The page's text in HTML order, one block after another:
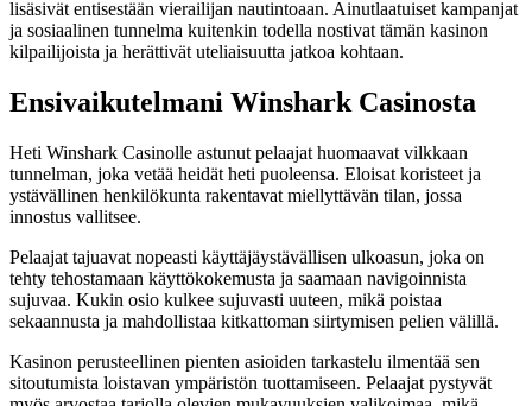
lisäsivät entisestään vierailijan nautintoaan. Ainutlaatuiset kampanjat
ja sosiaalinen tunnelma kuitenkin todella nostivat tämän kasinon
kilpailijoista ja herättivät uteliaisuutta jatkoa kohtaan.
Ensivaikutelmani Winshark Casinosta
Heti Winshark Casinolle astunut pelaajat huomaavat vilkkaan
tunnelman, joka vetää heidät heti puoleensa. Eloisat koristeet ja
ystävällinen henkilökunta rakentavat miellyttävän tilan, jossa
innostus vallitsee.
Pelaajat tajuavat nopeasti käyttäjäystävällisen ulkoasun, joka on
tehty tehostamaan käyttökokemusta ja saamaan navigoinnista
sujuvaa. Kukin osio kulkee sujuvasti uuteen, mikä poistaa
sekaannusta ja mahdollistaa kitkattoman siirtymisen pelien välillä.
Kasinon perusteellinen pienten asioiden tarkastelu ilmentää sen
sitoutumista loistavan ympäristön tuottamiseen. Pelaajat pystyvät